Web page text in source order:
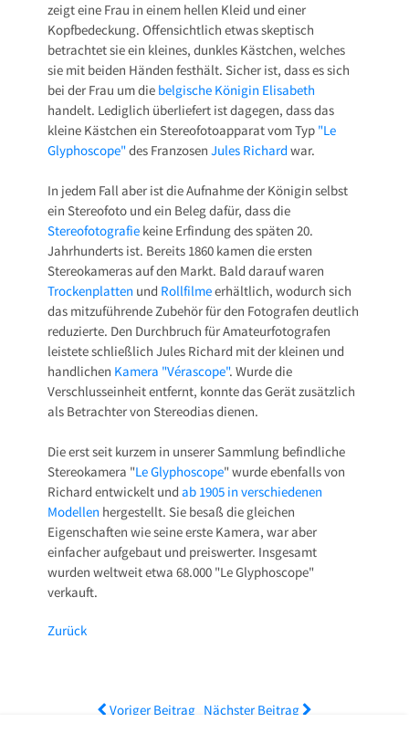
zeigt eine Frau in einem hellen Kleid und einer
Kopfbedeckung. Offensichtlich etwas skeptisch
betrachtet sie ein kleines, dunkles Kästchen, welches
sie mit beiden Händen festhält. Sicher ist, dass es sich
bei der Frau um die belgische Königin Elisabeth
handelt. Lediglich überliefert ist dagegen, dass das
kleine Kästchen ein Stereofotoapparat vom Typ "Le
Glyphoscope"des FranzosenJules Richardwar.
In jedem Fall aber ist die Aufnahme der Königin selbst
ein Stereofoto und ein Beleg dafür, dass die
Stereofotografie keine Erfindung des späten 20.
Jahrhunderts ist. Bereits 1860 kamen die ersten
Stereokameras auf den Markt. Bald darauf waren
Trockenplatten und Rollfilmeerhältlich, wodurch sich
das mitzuführende Zubehör für den Fotografen deutlich
reduzierte. Den Durchbruch für Amateurfotografen
leistete schließlich Jules Richard mit der kleinen und
handlichen Kamera "Vérascope". Wurde die
Verschlusseinheit entfernt, konnte das Gerät zusätzlich
als Betrachter von Stereodias dienen.
Die erst seit kurzem in unserer Sammlung befindliche
Stereokamera "Le Glyphoscope" wurde ebenfalls von
Richard entwickelt undab 1905 in verschiedenen
Modellen hergestellt. Sie besaß die gleichen
Eigenschaften wie seine erste Kamera, war aber
einfacher aufgebaut und preiswerter. Insgesamt
wurden weltweit etwa 68.000 "Le Glyphoscope"
verkauft.
Zurück
Voriger Beitrag Nächster Beitrag